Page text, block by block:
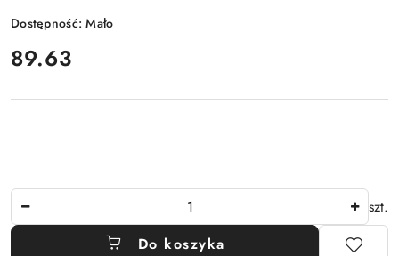
Dostępność:Mało
cena:
89.63
szt.
Do koszyka